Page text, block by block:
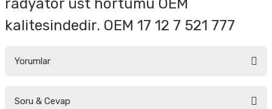
radyatör üst hortumu OEM
kalitesindedir. OEM 17 12 7 521 777
Yorumlar
Soru & Cevap